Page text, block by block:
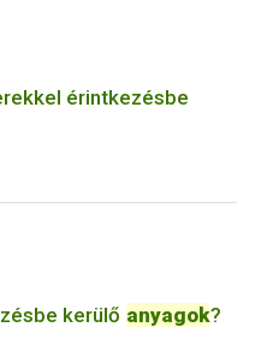
érintkezésbe
kerülő anyagok?